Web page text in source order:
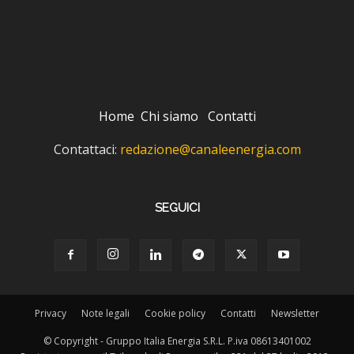
Home Chi siamo Contatti
Contattaci: redazione@canaleenergia.com
SEGUICI
Privacy Note legali Cookie policy Contatti Newsletter
© Copyright - Gruppo Italia Energia S.R.L. P.iva 08613401002